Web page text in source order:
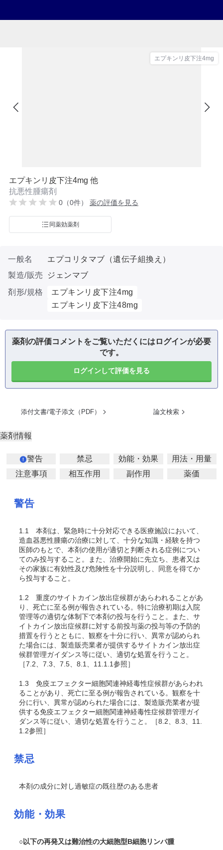
エプキンリ皮下注4mg
エプキンリ皮下注4mg 他
抗悪性腫瘍剤
0（0件） 薬の評価を見る
同薬効薬剤
一般名
エプコリタマブ（遺伝子組換え）
製造/販売
ジェンマブ
剤形/規格
エプキンリ皮下注4mg
エプキンリ皮下注48mg
薬剤の評価コメントをご覧いただくにはログインが必要
です。
ログインして評価を見る
添付文書/電子添文（PDF） 論文検索
薬剤情報
警告 禁忌 効能・効果
用法・用量
注意事項
相互作用 副作用 薬価
警告
1.1
本剤は、緊急時に十分対応できる医療施設において、
造血器悪性腫瘍の治療に対して、十分な知識・経験を持つ
医師のもとで、本剤の使用が適切と判断される症例につい
てのみ投与すること。また、治療開始に先立ち、患者又は
その家族に有効性及び危険性を十分説明し、同意を得てか
ら投与すること。
1.2 重度のサイトカイン放出症候群があらわれることがあ
り、死亡に至る例が報告されている。特に治療初期は入院
管理等の適切な体制下で本剤の投与を行うこと。また、サ
イトカイン放出症候群に対する前投与薬の投与等の予防的
措置を行うとともに、観察を十分に行い、異常が認められ
た場合には、製造販売業者が提供するサイトカイン放出症
候群管理ガイダンス等に従い、適切な処置を行うこと。
［7.2、7.3、7.5、8.1、11.1.1参照］
1.3 免疫エフェクター細胞関連神経毒性症候群があらわれ
ることがあり、死亡に至る例が報告されている。観察を十
分に行い、異常が認められた場合には、製造販売業者が提
供する免疫エフェクター細胞関連神経毒性症候群管理ガイ
ダンス等に従い、適切な処置を行うこと。［8.2、8.3、11.
1.2参照］
禁忌
本剤の成分に対し過敏症の既往歴のある患者
効能・効果
○以下の再発又は難治性の大細胞型B細胞リンパ腫